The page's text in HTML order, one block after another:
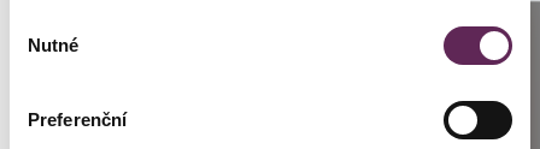
souhlasu
Nutné
Preferenční
Brünn: +420 776 279 454